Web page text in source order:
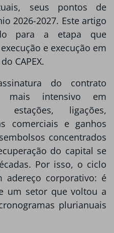
seus pontos de
2026-2027. Este artigo
para a etapa que
e execução em
CAPEX.
do contrato
mais intensivo em
estações, ligações,
comerciais e ganhos
concentrados
do capital se
Por isso, o ciclo
adereço corporativo: é
um setor que voltou a
plurianuais